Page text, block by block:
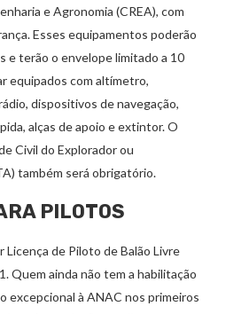
e Agronomia (CREA), com
Esses equipamentos poderão
e terão o envelope limitado a 10
equipados com altímetro,
dispositivos de navegação,
alças de apoio e extintor. O
Civil do Explorador ou
também será obrigatório.
PILOTOS
de Piloto de Balão Livre
Quem ainda não tem a habilitação
excepcional à ANAC nos primeiros